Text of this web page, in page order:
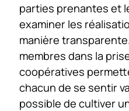
parties prenantes et
examiner les
manière
membres dans la
coopératives
chacun de se sentir
possible de cultiver